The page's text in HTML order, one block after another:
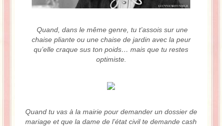
Quand, dans le même genre, tu t’assois sur une
chaise pliante ou une chaise de jardin avec la peur
qu’elle craque sus ton poids… mais que tu restes
optimiste.
Quand tu vas à la mairie pour demander un dossier de
mariage et que la dame de l’état civil te demande cash